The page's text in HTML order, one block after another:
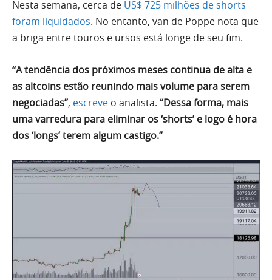
Nesta semana, cerca de US$ 725 milhões de shorts
foram liquidados. No entanto, van de Poppe nota que
a briga entre touros e ursos está longe de seu fim.
“A tendência dos próximos meses continua de alta e
as altcoins estão reunindo mais volume para serem
negociadas”, escreve o analista. “Dessa forma, mais
uma varredura para eliminar os ‘shorts’ e logo é hora
dos ‘longs’ terem algum castigo.”